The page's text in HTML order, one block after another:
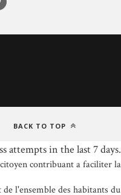
BACK TO TOP
attempts in the last 7 days.
contribuant a faciliter la
l'ensemble des habitants du